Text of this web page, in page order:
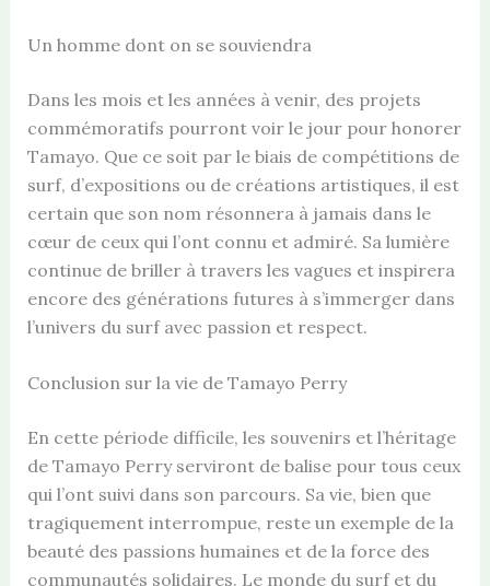
Un homme dont on se souviendra
Dans les mois et les années à venir, des projets
commémoratifs pourront voir le jour pour honorer
Tamayo. Que ce soit par le biais de compétitions de
surf, d’expositions ou de créations artistiques, il est
certain que son nom résonnera à jamais dans le
cœur de ceux qui l’ont connu et admiré. Sa lumière
continue de briller à travers les vagues et inspirera
encore des générations futures à s’immerger dans
l’univers du surf avec passion et respect.
Conclusion sur la vie de Tamayo Perry
En cette période difficile, les souvenirs et l’héritage
de Tamayo Perry serviront de balise pour tous ceux
qui l’ont suivi dans son parcours. Sa vie, bien que
tragiquement interrompue, reste un exemple de la
beauté des passions humaines et de la force des
communautés solidaires. Le monde du surf et du